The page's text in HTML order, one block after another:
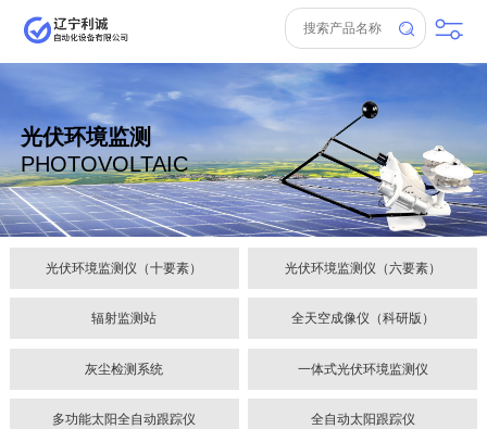
光伏环境监测
PHOTOVOLTAIC
光伏环境监测仪（十要素） 光伏环境监测仪（六要素）
辐射监测站 全天空成像仪（科研版）
灰尘检测系统 一体式光伏环境监测仪
多功能太阳全自动跟踪仪 全自动太阳跟踪仪